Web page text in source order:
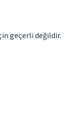
geçerli değildir.